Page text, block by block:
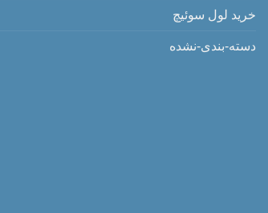
خرید لول سوئیچ
دسته-بندی-نشده